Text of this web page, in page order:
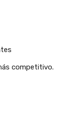
competitivo.